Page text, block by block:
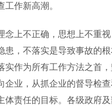
作新高潮。
念上不正确，思想上不重
患，不落实是导致事故的
实作为所有工作方法之首
企业，从抓企业的督导检
体责任的目标。各级政府